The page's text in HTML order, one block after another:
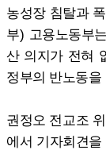
농성장 침탈과
부) 고용노동부
산 의지가 전혀
정부의 반노동을
권정오 전교조
에서 기자회견